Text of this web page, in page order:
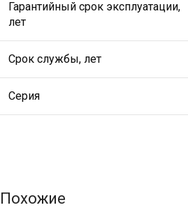
Гарантийный срок эксплуатации,
лет
Срок службы, лет
Серия
Похожие